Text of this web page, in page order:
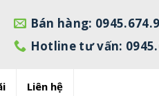
Bán hàng:
Hotline tư vấn:
Liên hệ